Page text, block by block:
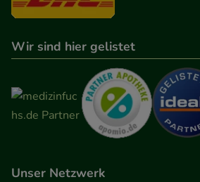
Wir sind hier gelistet
Unser Netzwerk